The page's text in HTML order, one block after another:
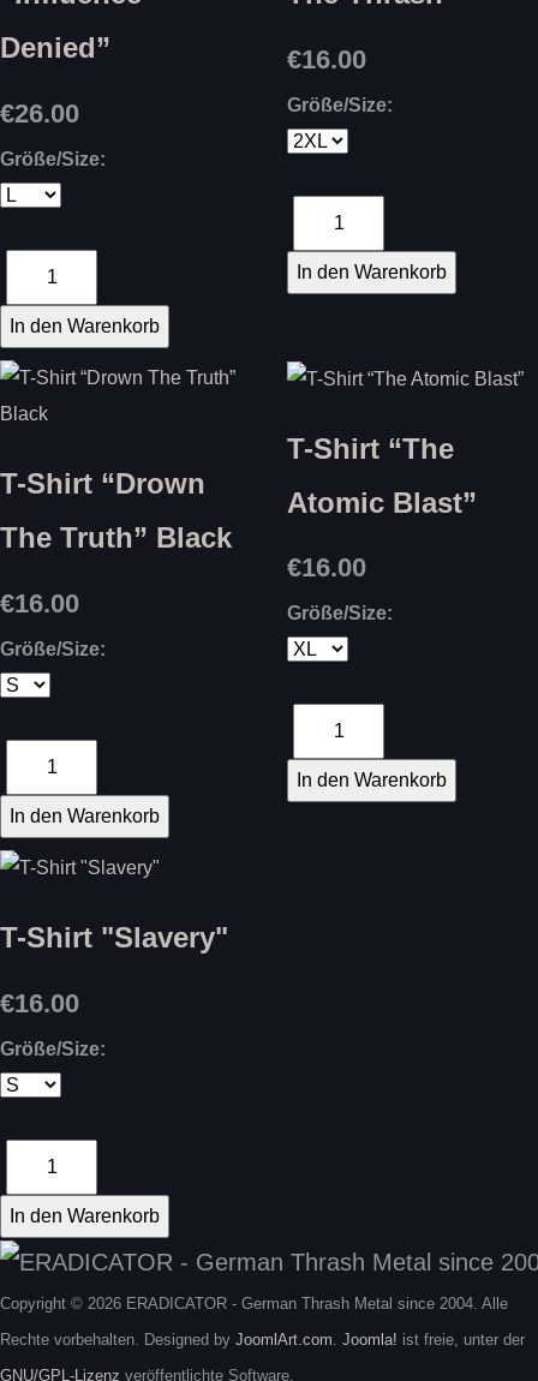
Denied”
€26.00
Größe/Size:
€16.00
Größe/Size:
T-Shirt “Drown
The Truth” Black
€16.00
Größe/Size:
T-Shirt “The
Atomic Blast”
€16.00
Größe/Size:
T-Shirt "Slavery"
€16.00
Größe/Size:
Copyright © 2026 ERADICATOR - German Thrash Metal since 2004. Alle
Rechte vorbehalten. Designed by JoomlArt.com Joomla! ist freie, unter der
GNU/GPL-Lizenz veröffentlichte Software.